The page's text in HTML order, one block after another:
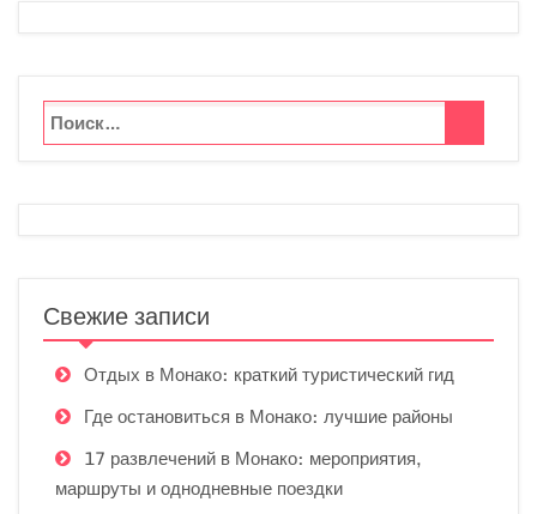
Свежие записи
Отдых в Монако: краткий туристический гид
Где остановиться в Монако: лучшие районы
17 развлечений в Монако: мероприятия,
маршруты и однодневные поездки